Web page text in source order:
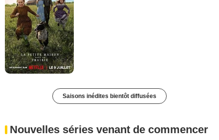
Saisons inédites bientôt diffusées
Nouvelles séries venant de commencer